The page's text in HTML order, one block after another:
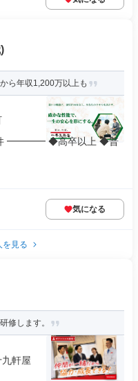
ら年収1,200万以上も
━━━━ ◆高卒以上 ◆普
気になる
を見る
修します。
軒屋